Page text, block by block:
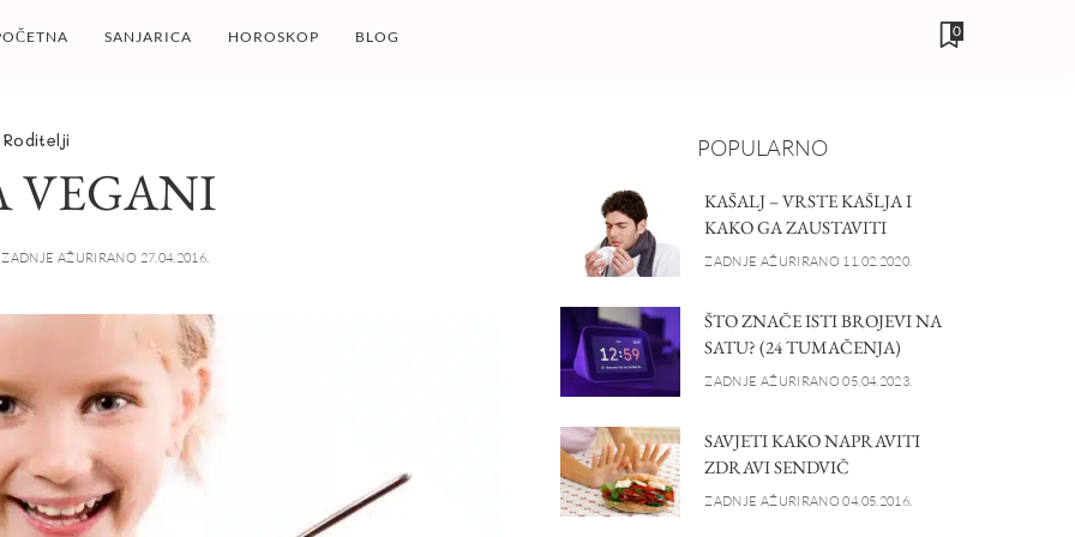
SANJARICA HOROSKOP BLOG 0
Roditelji
VEGANI
ZADNJE AŽURIRANO 27.04.2016.
POPULARNO
KAŠALJ – VRSTE KAŠLJA I
KAKO GA ZAUSTAVITI
ZADNJE AŽURIRANO 11.02.2020.
ŠTO ZNAČE ISTI BROJEVI NA
SATU? (24 TUMAČENJA)
ZADNJE AŽURIRANO 05.04.2023.
SAVJETI KAKO NAPRAVITI
ZDRAVI SENDVIČ
ZADNJE AŽURIRANO 04.05.2016.